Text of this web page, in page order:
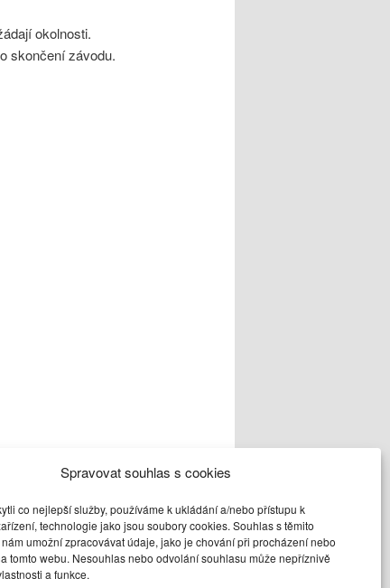
Spravovat souhlas s cookies
co nejlepší služby, používáme k ukládání a/nebo přístupu k
technologie jako jsou soubory cookies. Souhlas s těmito
umožní zpracovávat údaje, jako je chování při procházení nebo
tomto webu. Nesouhlas nebo odvolání souhlasu může nepříznivě
a funkce.
okolnosti.
skončení závodu.